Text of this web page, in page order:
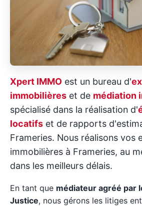
Xpert IMMO est un bureau d'
immobilières et de médiation
spécialisé dans la réalisation d'
locatifs et de rapports
Frameries. Nous réalisons vos
immobilières à Frameries, au
dans les meilleurs délais.
En tant que médiateur agréé par
Justice, nous gérons les litiges